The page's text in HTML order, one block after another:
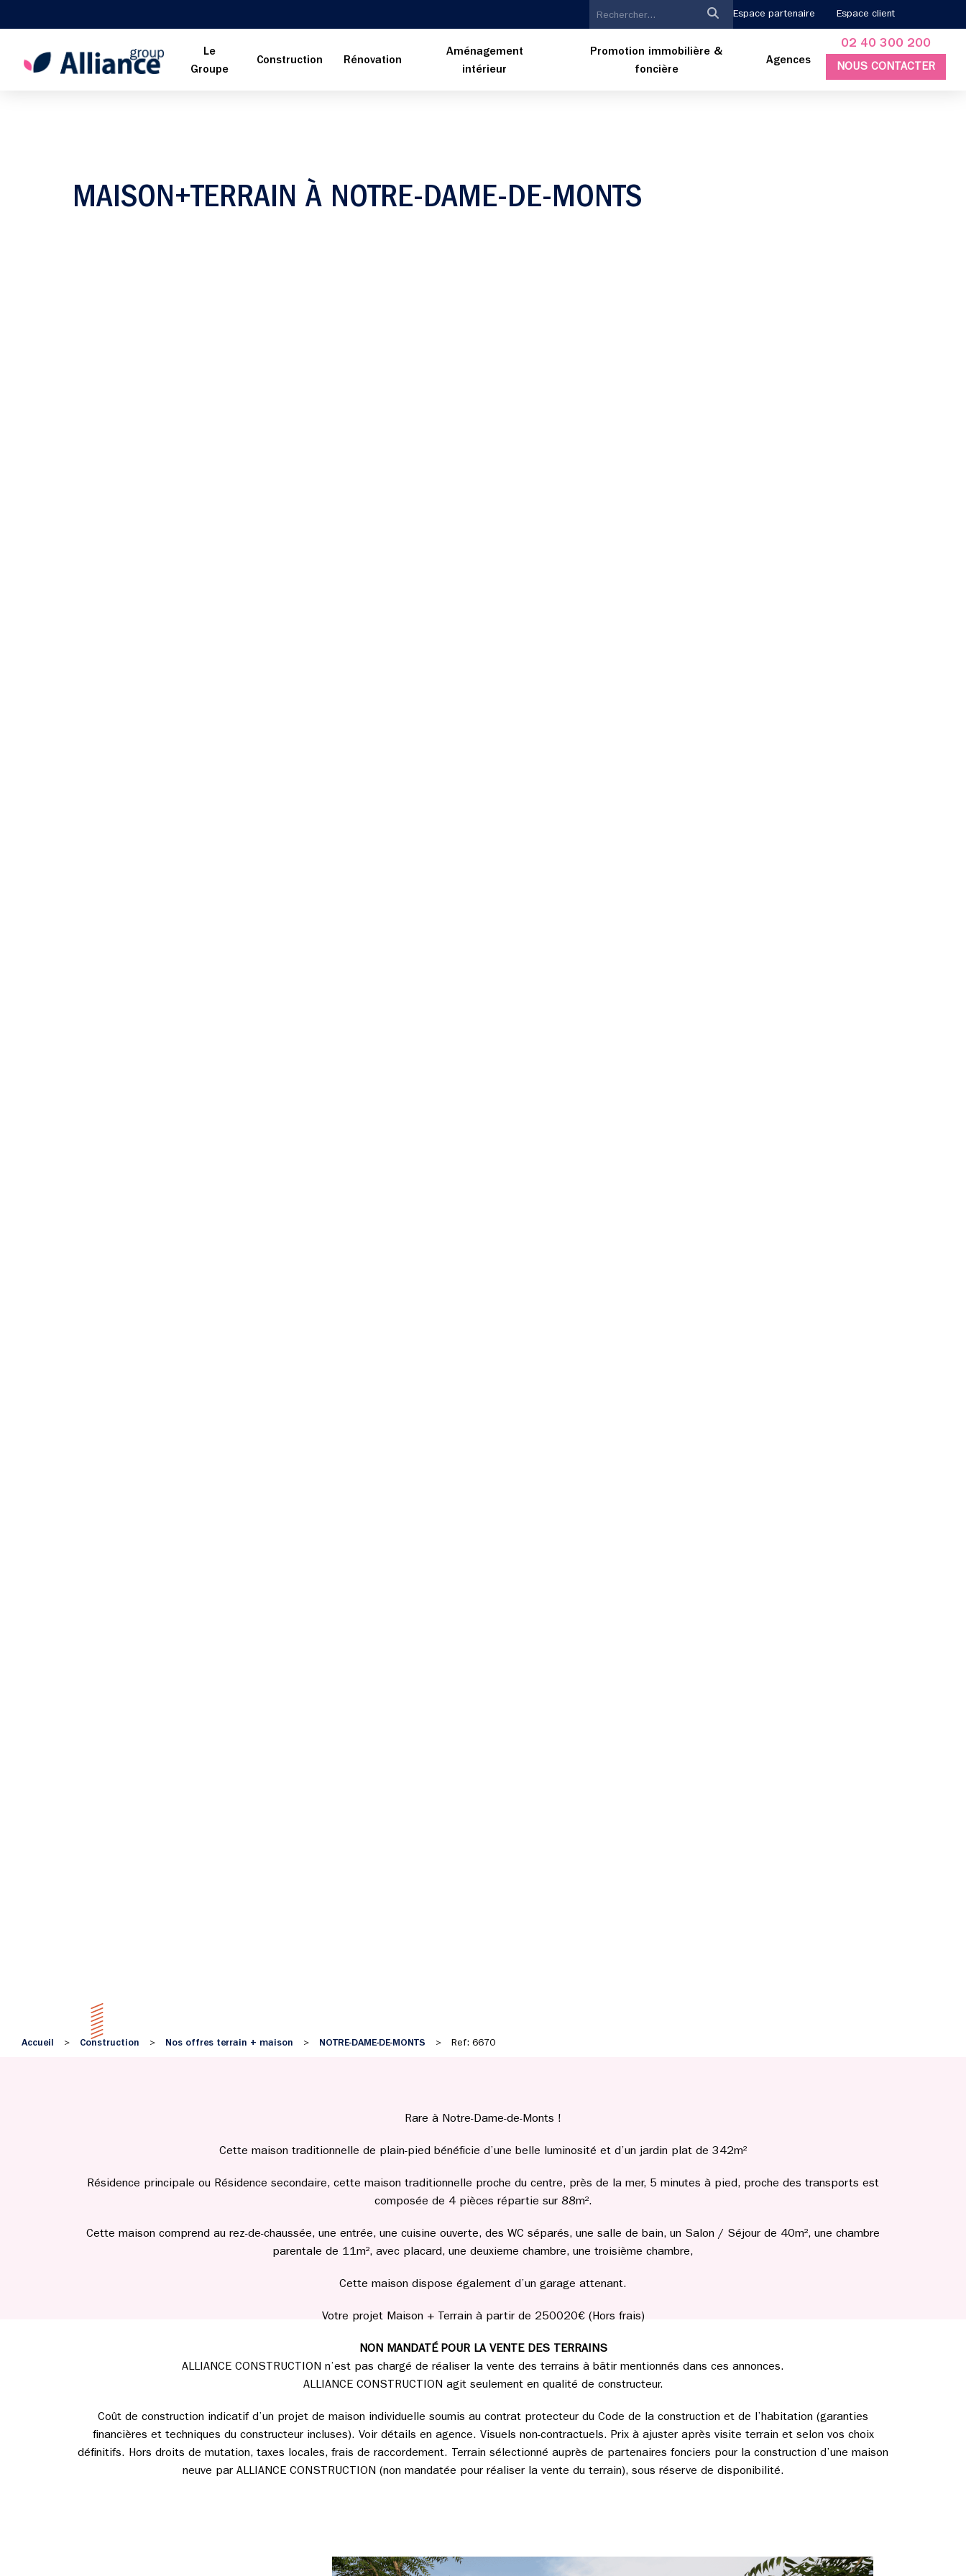
Espace partenaire Espace client
Le
Groupe
Construction Rénovation
Aménagement
intérieur
Promotion immobilière &
foncière
Agences
02 40 300 200
NOUS CONTACTER
MAISON+TERRAIN À NOTRE-DAME-DE-MONTS
Accueil > Construction > Nos offres terrain + maison > NOTRE-DAME-DE-MONTS > Ref: 6670
Rare à Notre-Dame-de-Monts !
Cette maison traditionnelle de plain-pied bénéficie d’une belle luminosité et d’un jardin plat de 342m²
Résidence principale ou Résidence secondaire, cette maison traditionnelle proche du centre, près de la mer, 5 minutes à pied, proche des transports est
composée de 4 pièces répartie sur 88m².
Cette maison comprend au rez-de-chaussée, une entrée, une cuisine ouverte, des WC séparés, une salle de bain, un Salon / Séjour de 40m², une chambre
parentale de 11m², avec placard, une deuxieme chambre, une troisième chambre,
Cette maison dispose également d’un garage attenant.
Votre projet Maison + Terrain à partir de 250020€ (Hors frais)
NON MANDATÉ POUR LA VENTE DES TERRAINS
ALLIANCE CONSTRUCTION n’est pas chargé de réaliser la vente des terrains à bâtir mentionnés dans ces annonces.
ALLIANCE CONSTRUCTION agit seulement en qualité de constructeur.
Coût de construction indicatif d’un projet de maison individuelle soumis au contrat protecteur du Code de la construction et de l’habitation (garanties
financières et techniques du constructeur incluses). Voir détails en agence. Visuels non-contractuels. Prix à ajuster après visite terrain et selon vos choix
définitifs. Hors droits de mutation, taxes locales, frais de raccordement. Terrain sélectionné auprès de partenaires fonciers pour la construction d’une maison
neuve par ALLIANCE CONSTRUCTION (non mandatée pour réaliser la vente du terrain), sous réserve de disponibilité.